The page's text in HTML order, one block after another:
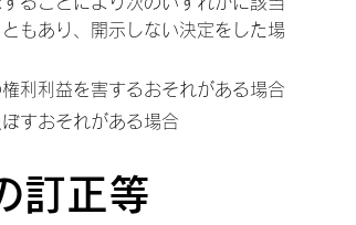
もあり、開示しない決定をした場
利利益を害するおそれがある場合
すおそれがある場合
訂正等